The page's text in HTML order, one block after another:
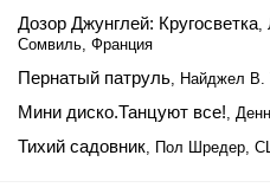
Дозор Джунглей: Кругосветка,
Сомвиль, Франция
Пернатый патруль, Найджел В.
Мини диско.Танцуют все!,
Тихий садовник, Пол Шредер,